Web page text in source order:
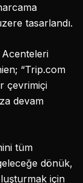
tasarlandı.
“Trip.com
çevrimiçi
devam
tüm
dönük,
için